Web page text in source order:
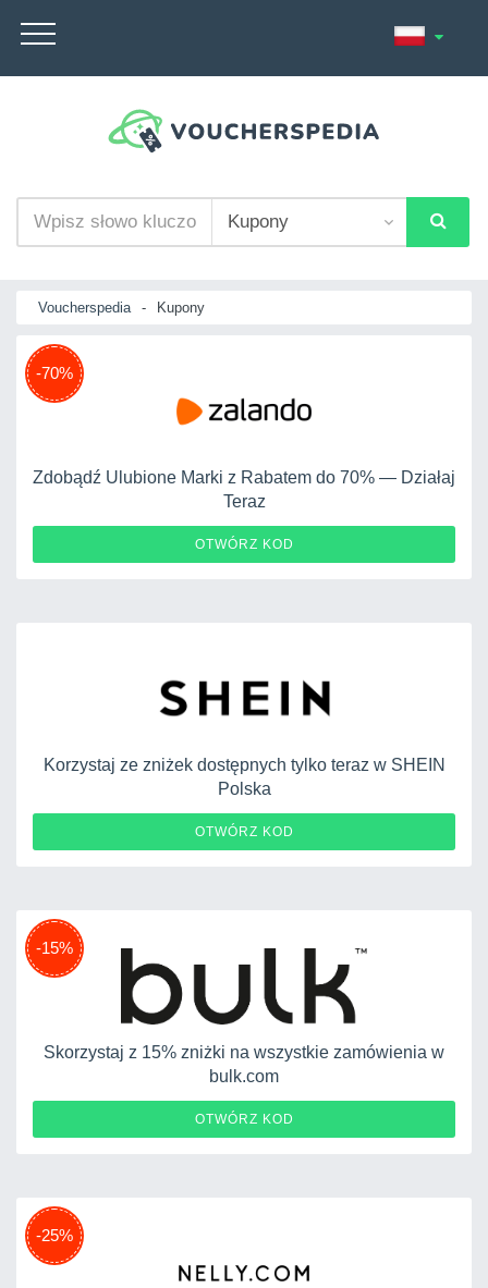
Voucherspedia - Kupony
-70%
Zdobądź Ulubione Marki z Rabatem do 70% — Działaj
Teraz
OTWÓRZ KOD
Korzystaj ze zniżek dostępnych tylko teraz w SHEIN
Polska
OTWÓRZ KOD
-15%
Skorzystaj z 15% zniżki na wszystkie zamówienia w
bulk.com
OTWÓRZ KOD
-25%